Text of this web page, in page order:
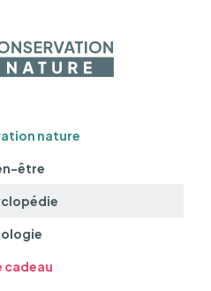
nature
être
cadeau